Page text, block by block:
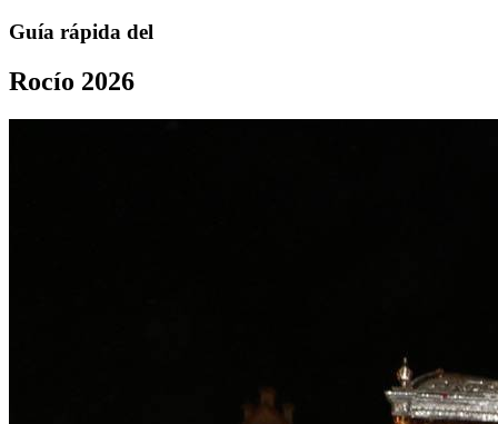
Guía rápida del
Rocío 2026